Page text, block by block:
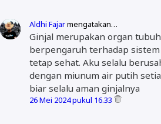
Aldhi Fajarmengatakan…
Ginjal merupakan organ
berpengaruh terhadap
tetap sehat. Aku selalu
dengan miunum air putih
biar selalu aman ginjalnya
26 Mei 2024 pukul 16.33